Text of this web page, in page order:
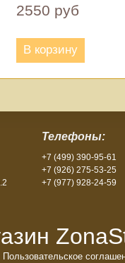
2550 руб
В корзину
Телефоны:
+7 (499) 390-95-61
+7 (926) 275-53-25
+7 (977) 928-24-59
Пользовательское